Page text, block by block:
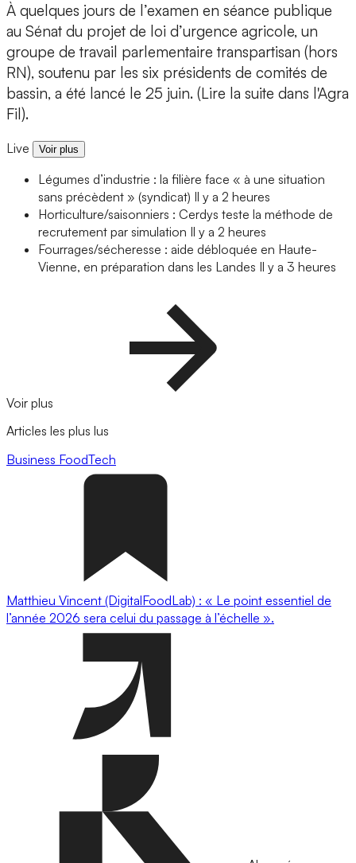
À quelques jours de l’examen en séance publique
au Sénat du projet de loi d’urgence agricole, un
groupe de travail parlementaire transpartisan (hors
RN), soutenu par les six présidents de comités de
bassin, a été lancé le 25 juin. (Lire la suite dans l'Agra
Fil).
Live Voir plus
Légumes d’industrie : la filière face « à une situation
sans précèdent » (syndicat) Il y a 2 heures
Horticulture/saisonniers : Cerdys teste la méthode de
recrutement par simulation Il y a 2 heures
Fourrages/sécheresse : aide débloquée en Haute-
Vienne, en préparation dans les Landes Il y a 3 heures
Voir plus
Articles les plus lus
Business FoodTech
Matthieu Vincent (DigitalFoodLab) : « Le point essentiel de
l’année 2026 sera celui du passage à l’échelle ».